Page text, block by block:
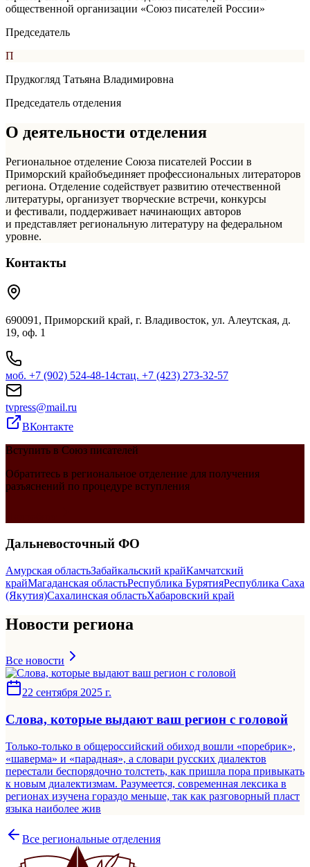
общественной организации «Союз писателей России»
Председатель
П
Прудкогляд Татьяна Владимировна
Председатель отделения
О деятельности отделения
Региональное отделение Союза писателей России в
Приморский крайобъединяет профессиональных литераторов
региона. Отделение содействует развитию отечественной
литературы, организует творческие встречи, конкурсы
и фестивали, поддерживает начинающих авторов
и представляет региональную литературу на федеральном
уровне.
Контакты
690091, Приморский край, г. Владивосток, ул. Алеутская, д.
19, оф. 1
моб. +7 (902) 524-48-14стац. +7 (423) 273-32-57
tvpress@mail.ru
ВКонтакте
Вступить в Союз писателей
Обратитесь в региональное отделение для получения
разъяснений по процедуре вступления
Дальневосточный ФО
Амурская областьЗабайкальский крайКамчатский
крайМагаданская областьРеспублика БурятияРеспублика Саха
(Якутия)Сахалинская областьХабаровский край
Новости региона
Все новости
22 сентября 2025 г.
Слова, которые выдают ваш регион с головой
Только-только в общероссийский обиход вошли «поребрик»,
«шаверма» и «парадная», а словари русских диалектов
перестали беспорядочно толстеть, как пришла пора привыкать
к новым диалектизмам. Разумеется, современная лексика в
регионах изучена гораздо меньше, так как разговорный пласт
языка наиболее жив
Все региональные отделения